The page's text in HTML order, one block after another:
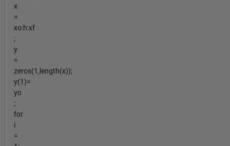
x
=
xo:h:xf
;
y
=
zeros(1,length(x));
y(1)=
yo
;
for
i
=